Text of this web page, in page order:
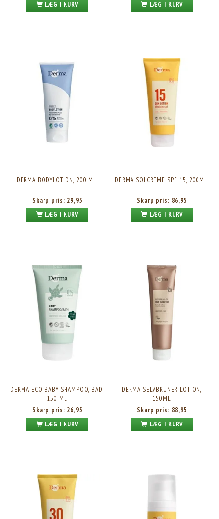
LÆG I KURV
LÆG I KURV
DERMA BODYLOTION, 200 ML.
Skarp pris: 29,95
LÆG I KURV
DERMA SOLCREME SPF 15, 200ML.
Skarp pris: 86,95
LÆG I KURV
DERMA ECO BABY SHAMPOO, BAD,
150 ML
Skarp pris: 26,95
LÆG I KURV
DERMA SELVBRUNER LOTION,
150ML
Skarp pris: 88,95
LÆG I KURV